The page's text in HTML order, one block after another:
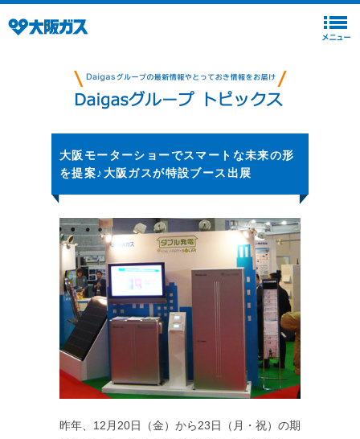
大阪モーターショーでスマートな未来の形
を提案♪大阪ガスが特設ブース出展
昨年、12月20日（金）から23日（月・祝）の期